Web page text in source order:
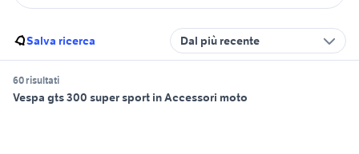
Salva ricerca Dal più recente
60 risultati
Vespa gts 300 super sport in Accessori moto